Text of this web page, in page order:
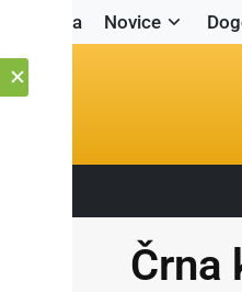
Naslovnica Novice
Črna